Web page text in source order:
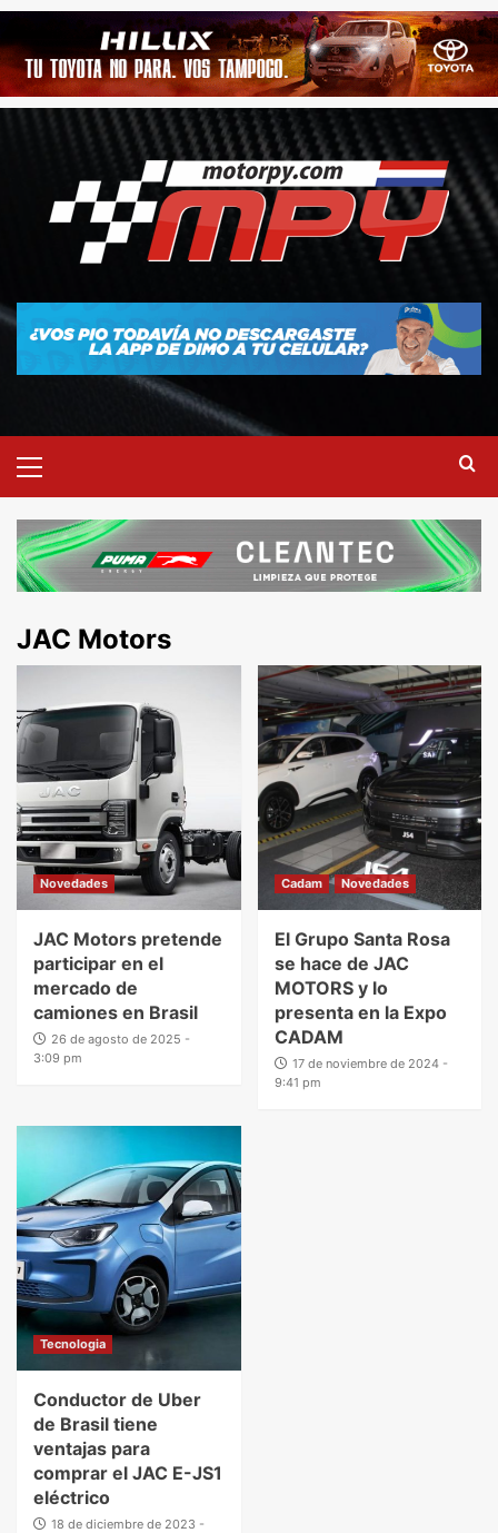
JAC Motors
Novedades
JAC Motors pretende
participar en el
mercado de
camiones en Brasil
26 de agosto de 2025 -
3:09 pm
Cadam Novedades
El Grupo Santa Rosa
se hace de JAC
MOTORS y lo
presenta en la Expo
CADAM
17 de noviembre de 2024 -
9:41 pm
Tecnologia
Conductor de Uber
de Brasil tiene
ventajas para
comprar el JAC E-JS1
eléctrico
18 de diciembre de 2023 -